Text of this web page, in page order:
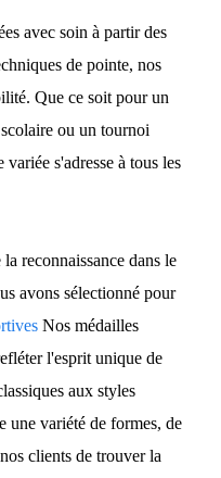
avec soin à partir des
de pointe, nos
Que ce soit pour un
ou un tournoi
s'adresse à tous les
reconnaissance dans le
avons sélectionné pour
Nos médailles
l'esprit unique de
aux styles
une variété de formes, de
clients de trouver la